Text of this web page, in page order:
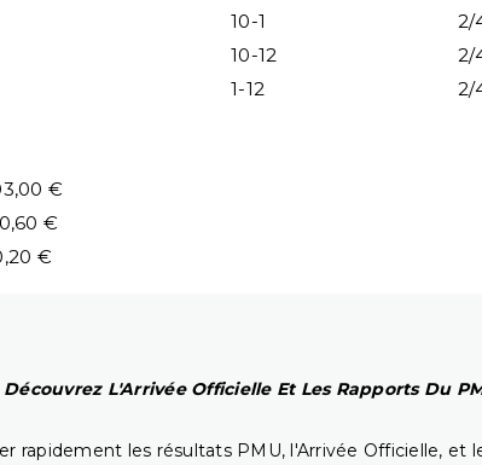
10-1
2/
10-12
2/
1-12
2/
€
€
€
Découvrez L'Arrivée Officielle Et Les Rapports Du
rapidement les résultats PMU, l'Arrivée Officielle, et